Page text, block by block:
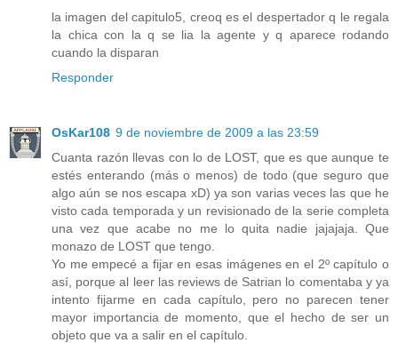
la imagen del capitulo5, creoq es el despertador q le regala
la chica con la q se lia la agente y q aparece rodando
cuando la disparan
Responder
OsKar108 9 de noviembre de 2009 a las 23:59
Cuanta razón llevas con lo de LOST, que es que aunque te
estés enterando (más o menos) de todo (que seguro que
algo aún se nos escapa xD) ya son varias veces las que he
visto cada temporada y un revisionado de la serie completa
una vez que acabe no me lo quita nadie jajajaja. Que
monazo de LOST que tengo.
Yo me empecé a fijar en esas imágenes en el 2º capítulo o
así, porque al leer las reviews de Satrian lo comentaba y ya
intento fijarme en cada capítulo, pero no parecen tener
mayor importancia de momento, que el hecho de ser un
objeto que va a salir en el capítulo.